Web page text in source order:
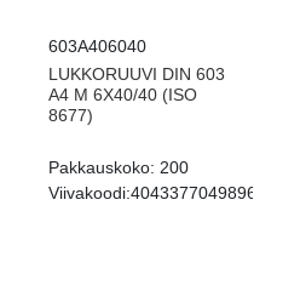
603A406040
LUKKORUUVI DIN 603
A4 M 6X40/40 (ISO
8677)
Pakkauskoko: 200
Viivakoodi:4043377049896